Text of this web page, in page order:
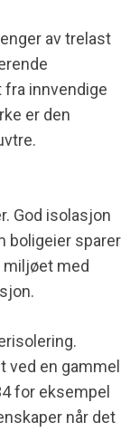
av trelast
fra innvendige
er den
God isolasjon
boligeier sparer
miljøet med
en gammel
for eksempel
når det